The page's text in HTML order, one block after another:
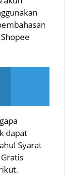
dapat
Syarat